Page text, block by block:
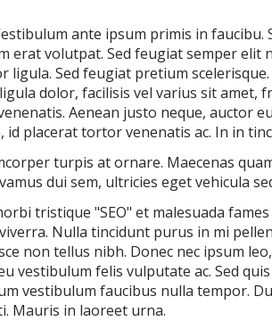
ante ipsum primis in faucibu.
erat volutpat. Sed feugiat semper elit
ligula. Sed feugiat pretium
dolor, facilisis vel varius sit amet,
Aenean justo neque, auctor
placerat tortor venenatis ac. In in
turpis at ornare. Maecenas
dui sem, ultricies eget vehicula
tristique "SEO" et malesuada
Nulla tincidunt purus in mi
non tellus nibh. Donec nec ipsum
vestibulum felis vulputate ac. Sed
vestibulum faucibus nulla tempor.
Mauris in laoreet urna.